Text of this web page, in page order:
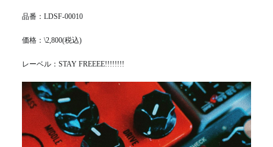
品番：LDSF-00010
価格：\2,800(税込)
レーベル：STAY FREEEE!!!!!!!!